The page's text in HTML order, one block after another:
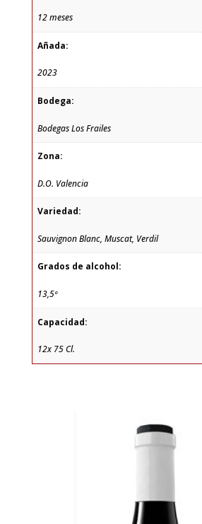
12 meses
Añada:
2023
Bodega:
Bodegas Los Frailes
Zona:
D.O. Valencia
Variedad:
Sauvignon Blanc, Muscat, Verdil
Grados de alcohol:
13,5º
Capacidad:
12x 75 Cl.